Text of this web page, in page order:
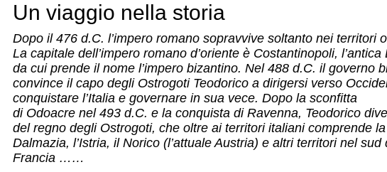
Un viaggio nella storia
Dopo il 476 d.C. l’impero romano sopravvive soltanto nei territori
La capitale dell’impero romano d’oriente è Costantinopoli, l’antica
da cui prende il nome l’impero bizantino. Nel 488 d.C. il governo
convince il capo degli Ostrogoti Teodorico a dirigersi verso
conquistare l’Italia e governare in sua vece. Dopo la sconfitta
di Odoacre nel 493 d.C. e la conquista di Ravenna, Teodorico
del regno degli Ostrogoti, che oltre ai territori italiani comprende la
Dalmazia, l’Istria, il Norico (l’attuale Austria) e altri territori nel sud
Francia ……